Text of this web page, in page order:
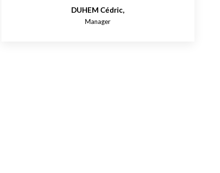
DUHEM Cédric,
Manager